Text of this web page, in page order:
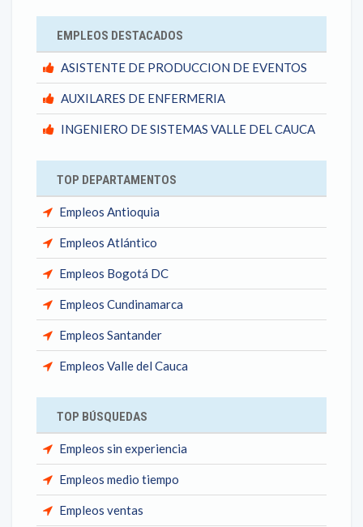
EMPLEOS DESTACADOS
ASISTENTE DE PRODUCCION DE EVENTOS
AUXILARES DE ENFERMERIA
INGENIERO DE SISTEMAS VALLE DEL CAUCA
TOP DEPARTAMENTOS
Empleos Antioquia
Empleos Atlántico
Empleos Bogotá DC
Empleos Cundinamarca
Empleos Santander
Empleos Valle del Cauca
TOP BÚSQUEDAS
Empleos sin experiencia
Empleos medio tiempo
Empleos ventas